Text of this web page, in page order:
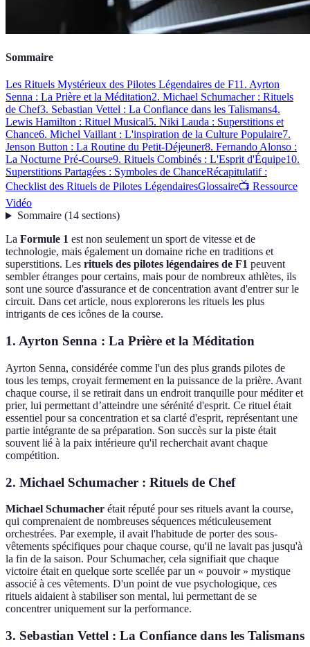
Sommaire
Les Rituels Mystérieux des Pilotes Légendaires de F11. Ayrton
Senna : La Prière et la Méditation2. Michael Schumacher : Rituels
de Chef3. Sebastian Vettel : La Confiance dans les Talismans4.
Lewis Hamilton : Rituel Musical5. Niki Lauda : Superstitions et
Chance6. Michel Vaillant : L'inspiration de la Culture Populaire7.
Jenson Button : La Routine du Petit-Déjeuner8. Fernando Alonso :
La Nocturne Pré-Course9. Rituels Combinés : L'Esprit d'Équipe10.
Superstitions Partagées : Symboles de ChanceRécapitulatif :
Checklist des Rituels de Pilotes LégendairesGlossaire📺 Ressource
Vidéo
Sommaire(14 sections)
La Formule 1 est non seulement un sport de vitesse et de
technologie, mais également un domaine riche en traditions et
superstitions. Les rituels des pilotes légendaires de F1 peuvent
sembler étranges pour certains, mais pour de nombreux athlètes, ils
sont une source d'assurance et de concentration avant d'entrer sur le
circuit. Dans cet article, nous explorerons les rituels les plus
intrigants de ces icônes de la course.
1. Ayrton Senna : La Prière et la Méditation
Ayrton Senna, considérée comme l'un des plus grands pilotes de
tous les temps, croyait fermement en la puissance de la prière. Avant
chaque course, il se retirait dans un endroit tranquille pour méditer et
prier, lui permettant d’atteindre une sérénité d'esprit. Ce rituel était
essentiel pour sa concentration et sa clarté d'esprit, représentant une
partie intégrante de sa préparation. Son succès sur la piste était
souvent lié à la paix intérieure qu'il recherchait avant chaque
compétition.
2. Michael Schumacher : Rituels de Chef
Michael Schumacher était réputé pour ses rituels avant la course,
qui comprenaient de nombreuses séquences méticuleusement
orchestrées. Par exemple, il avait l'habitude de porter des sous-
vêtements spécifiques pour chaque course, qu'il ne lavait pas jusqu'à
la fin de la saison. Pour Schumacher, cela signifiait que chaque
victoire était en quelque sorte scellée par un « pouvoir » mystique
associé à ces vêtements. D'un point de vue psychologique, ces
rituels aidaient à stabiliser son mental, lui permettant de se
concentrer uniquement sur la performance.
3. Sebastian Vettel : La Confiance dans les Talismans